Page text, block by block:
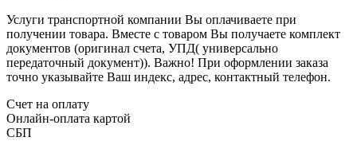
Услуги транспортной компании Вы оплачиваете при
получении товара. Вместе с товаром Вы получаете комплект
документов (оригинал счета, УПД( универсально
передаточный документ)). Важно! При оформлении заказа
точно указывайте Ваш индекс, адрес, контактный телефон.
Счет на оплату
Онлайн-оплата картой
СБП